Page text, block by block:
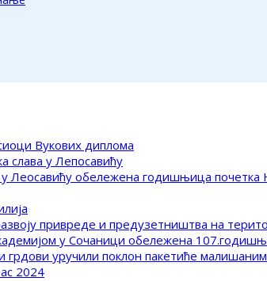
Вукових диплома
слава у Лепосавићу
Леосавићу обележена годишњица почетка
привреде и предузетништва на
у Сочаници обележена
грдови уручили поклон пакетиће
2024